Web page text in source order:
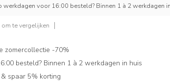
werkdagen voor 16:00 besteld? Binnen 1 à 2 werkdagen
te vergelijken
zomercollectie -70%
besteld? Binnen 1 à 2 werkdagen in huis
spaar 5% korting